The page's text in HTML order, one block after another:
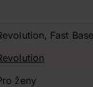
Fast
ženy